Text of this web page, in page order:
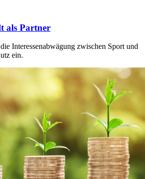
als Partner
Interessenabwägung zwischen Sport und
ein.